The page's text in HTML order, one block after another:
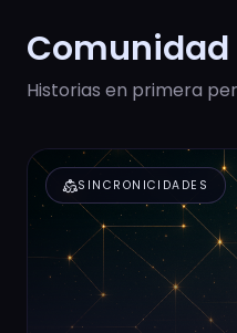
Comunidad
Historias en primera
diversity_2SINCRONICIDADES